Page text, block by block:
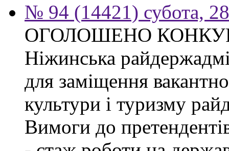
№ 94 (14421) субота,
ОГОЛОШЕНО
Ніжинська
для заміщення
культури і туризму
Вимоги до